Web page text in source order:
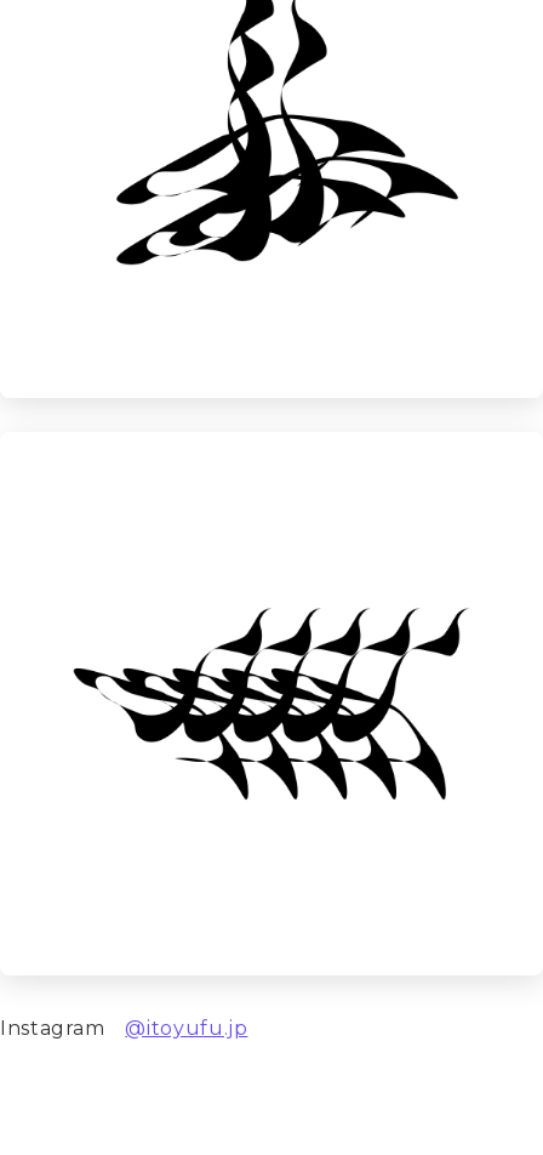
Instagram @itoyufu.jp